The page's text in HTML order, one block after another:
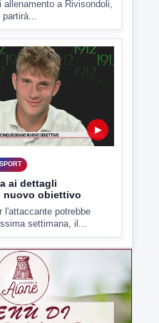
SPORT
ai dettagli
nuovo obiettivo
l'attaccante potrebbe
settimana, il...